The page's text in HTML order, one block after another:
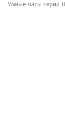
Умные часы серии